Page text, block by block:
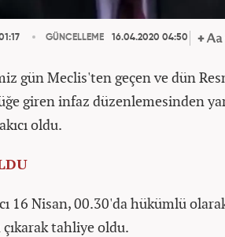
GÜNCELLEME 16.04.2020 04:50
gün Meclis'ten geçen ve dün
giren infaz düzenlemesinden
oldu.
16 Nisan, 00.30'da hükümlü
tahliye oldu.